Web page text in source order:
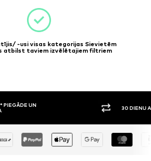
-usi visas kategorijas Sievietēm
atbilst taviem izvēlētajiem filtriem
TIESĪBAS APMAKSA